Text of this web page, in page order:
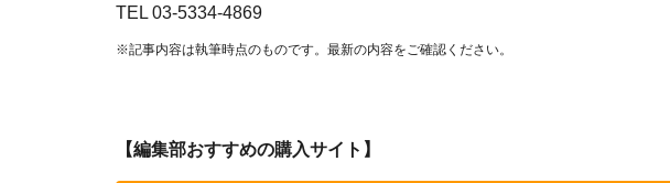
TEL 03-5334-4869
※記事内容は執筆時点のものです。最新の内容をご確認ください。
【編集部おすすめの購入サイト】